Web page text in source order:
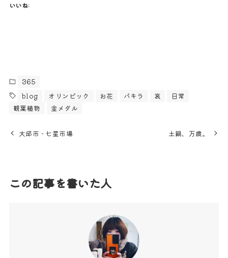
いいね:
365
blog
オリンピック お花 パキラ 哀
日常
観葉植物
金メダル
大邱市 - 七星市場 土鍋、万歳。
この記事を書いた人